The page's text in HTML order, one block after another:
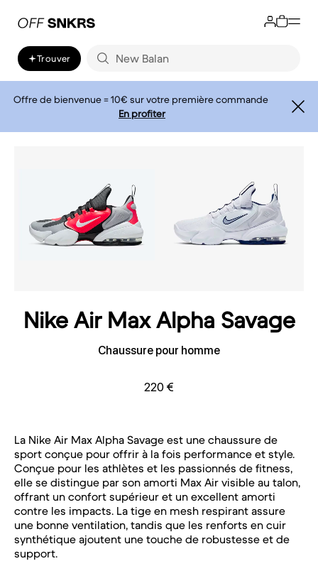
Trouver
Offre de bienvenue = 10€ sur votre première commande
En profiter
Nike Air Max Alpha Savage
Chaussure pour homme
220 €
La Nike Air Max Alpha Savage est une chaussure de
sport conçue pour offrir à la fois performance et style.
Conçue pour les athlètes et les passionnés de fitness,
elle se distingue par son amorti Max Air visible au talon,
offrant un confort supérieur et un excellent amorti
contre les impacts. La tige en mesh respirant assure
une bonne ventilation, tandis que les renforts en cuir
synthétique ajoutent une touche de robustesse et de
support.